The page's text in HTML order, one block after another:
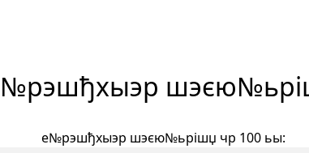
е№рэшђхыэр шэєю№ьрішџ чр 100 ьы: